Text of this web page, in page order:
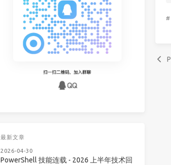
#
最新文章
2026-04-30
PowerShell 技能连载 - 2026 上半年技术回